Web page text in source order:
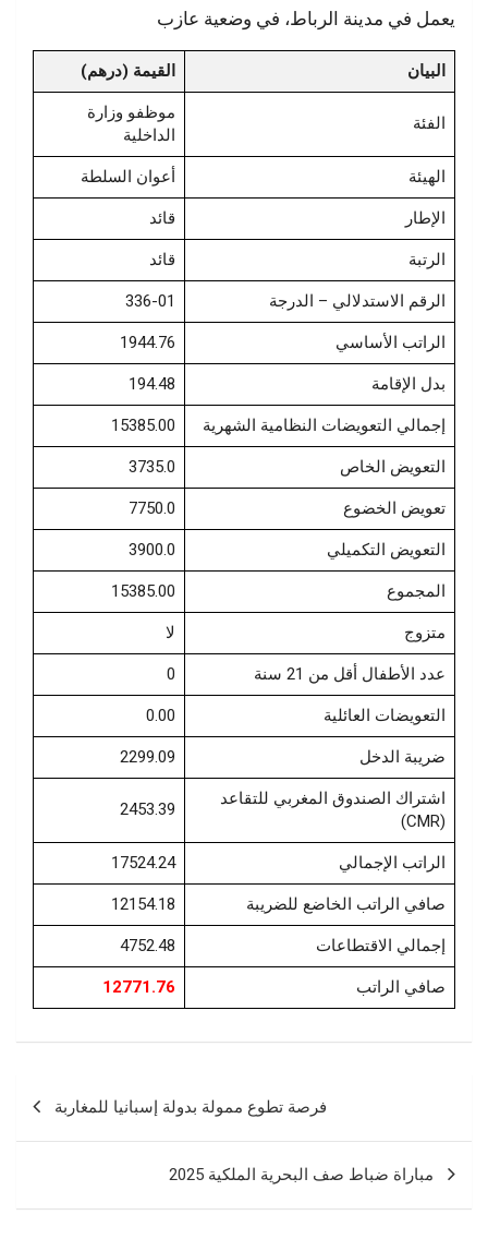
يعمل في مدينة الرباط، في وضعية عازب
البيان القيمة (درهم)
الفئة
موظفو وزارة
الداخلية
الهيئة أعوان السلطة
الإطار قائد
الرتبة قائد
الرقم الاستدلالي – الدرجة 336-01
الراتب الأساسي 1944.76
بدل الإقامة 194.48
إجمالي التعويضات النظامية الشهرية 15385.00
التعويض الخاص 3735.0
تعويض الخضوع 7750.0
التعويض التكميلي 3900.0
المجموع 15385.00
متزوج لا
عدد الأطفال أقل من 21 سنة 0
التعويضات العائلية 0.00
ضريبة الدخل 2299.09
اشتراك الصندوق المغربي للتقاعد
(CMR)
2453.39
الراتب الإجمالي 17524.24
صافي الراتب الخاضع للضريبة 12154.18
إجمالي الاقتطاعات 4752.48
صافي الراتب 12771.76
فرصة تطوع ممولة بدولة إسبانيا للمغاربة
مباراة ضباط صف البحرية الملكية 2025